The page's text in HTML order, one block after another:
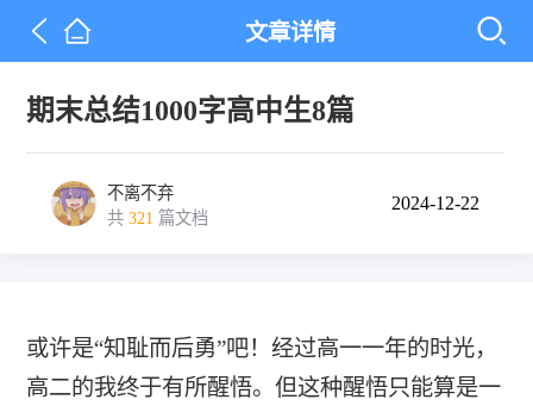
文章详情
期末总结1000字高中生8篇
不离不弃
共 321 篇文档
2024-12-22
或许是“知耻而后勇”吧！经过高一一年的时光，
高二的我终于有所醒悟。但这种醒悟只能算是一